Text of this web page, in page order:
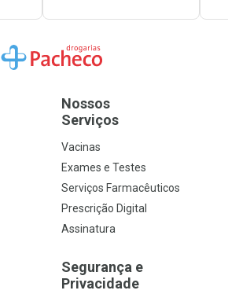
Ir para a Home
Nossos
Serviços
Vacinas
Exames e Testes
Serviços Farmacêuticos
Prescrição Digital
Assinatura
Segurança e
Privacidade